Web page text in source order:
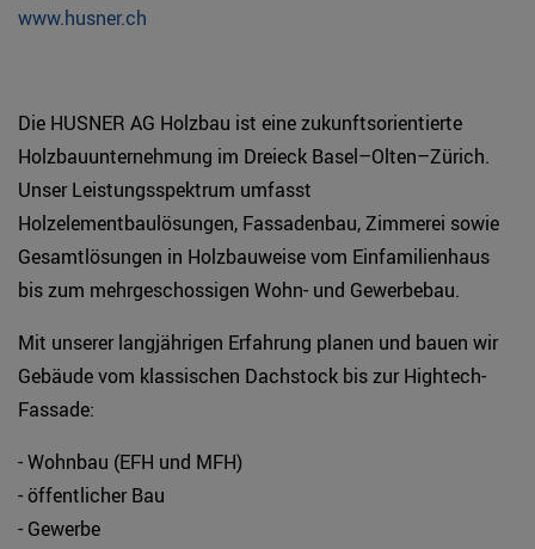
www.husner.ch
Die HUSNER AG Holzbau ist eine zukunftsorientierte
Holzbauunternehmung im Dreieck Basel–Olten–Zürich.
Unser Leistungsspektrum umfasst
Holzelementbaulösungen, Fassadenbau, Zimmerei sowie
Gesamtlösungen in Holzbauweise vom Einfamilienhaus
bis zum mehrgeschossigen Wohn- und Gewerbebau.
Mit unserer langjährigen Erfahrung planen und bauen wir
Gebäude vom klassischen Dachstock bis zur Hightech-
Fassade:
- Wohnbau (EFH und MFH)
- öffentlicher Bau
- Gewerbe